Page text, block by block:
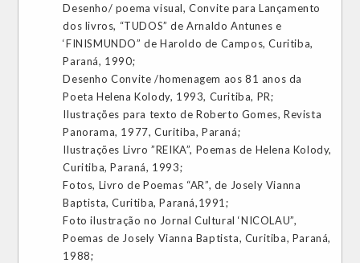
Desenho/ poema visual, Convite para Lançamento
dos livros, “TUDOS” de Arnaldo Antunes e
‘FINISMUNDO” de Haroldo de Campos, Curitiba,
Paraná, 1990;
Desenho Convite /homenagem aos 81 anos da
Poeta Helena Kolody, 1993, Curitiba, PR;
Ilustrações para texto de Roberto Gomes, Revista
Panorama, 1977, Curitiba, Paraná;
Ilustrações Livro ”REIKA”, Poemas de Helena Kolody,
Curitiba, Paraná, 1993;
Fotos, Livro de Poemas “AR”, de Josely Vianna
Baptista, Curitiba, Paraná,1991;
Foto ilustração no Jornal Cultural ‘NICOLAU”,
Poemas de Josely Vianna Baptista, Curitiba, Paraná,
1988;